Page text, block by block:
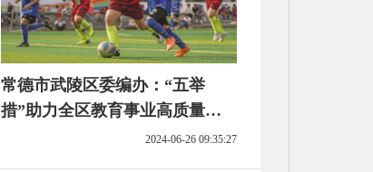
常德市武陵区委编办：“五举
措”助力全区教育事业高质量发
2024-06-26 09:35:27